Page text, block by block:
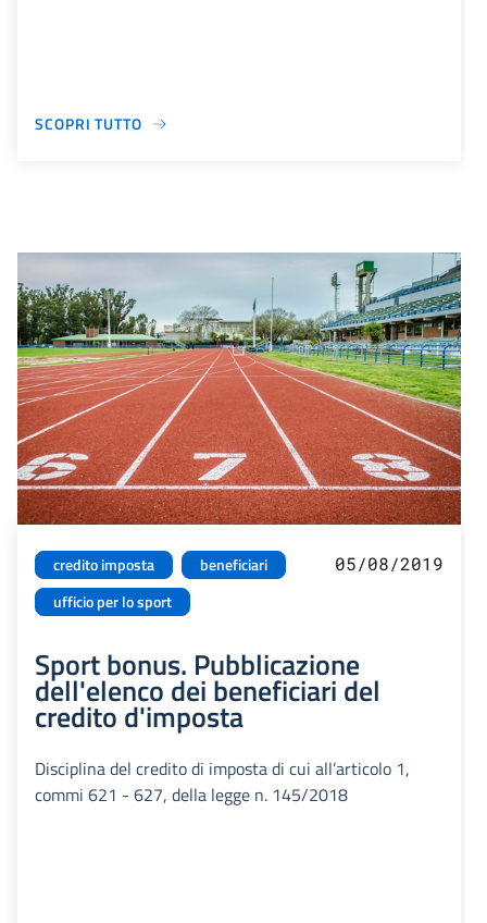
SCOPRI TUTTO
credito imposta
beneficiari
ufficio per lo sport
05/08/2019
Sport bonus. Pubblicazione
dell'elenco dei beneficiari del
credito d'imposta
Disciplina del credito di imposta di cui all’articolo 1,
commi 621 - 627, della legge n. 145/2018